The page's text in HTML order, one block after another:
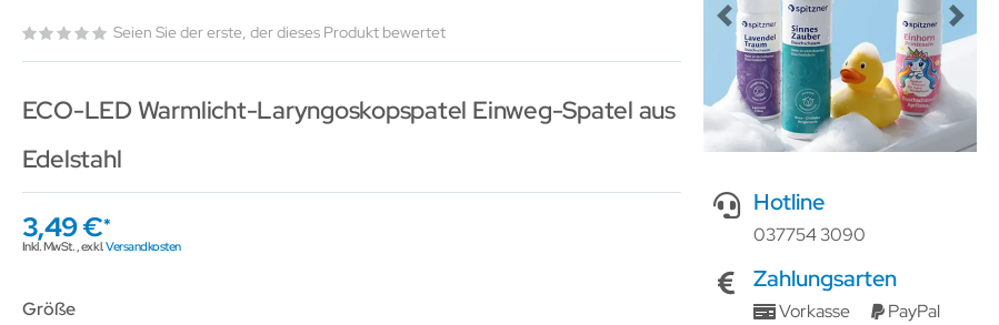
Seien Sie der erste, der dieses Produkt bewertet
ECO-LED Warmlicht-Laryngoskopspatel Einweg-Spatel aus
Edelstahl
3,49 €
Inkl. MwSt.,exkl.Versandkosten
Größe
Previous Next
Hotline
037754 3090
Zahlungsarten
Vorkasse
PayPal